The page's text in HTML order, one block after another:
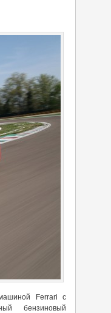
Ferrari с
бензиновый